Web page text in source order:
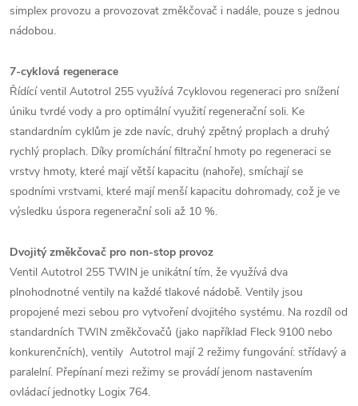
simplex provozu a provozovat změkčovač i nadále, pouze s jednou
nádobou.
7-cyklová regenerace
Řídící ventil Autotrol 255 využívá 7cyklovou regeneraci pro snížení
úniku tvrdé vody a pro optimální využití regenerační soli. Ke
standardním cyklům je zde navíc, druhý zpětný proplach a druhý
rychlý proplach. Díky promíchání filtrační hmoty po regeneraci se
vrstvy hmoty, které mají větší kapacitu (nahoře), smíchají se
spodními vrstvami, které mají menší kapacitu dohromady, což je ve
výsledku úspora regenerační soli až 10 %.
Dvojitý změkčovač pro non-stop provoz
Ventil Autotrol 255 TWIN je unikátní tím, že využívá dva
plnohodnotné ventily na každé tlakové nádobě. Ventily jsou
propojené mezi sebou pro vytvoření dvojitého systému. Na rozdíl od
standardních TWIN změkčovačů (jako například Fleck 9100 nebo
konkurenčních), ventily Autotrol mají 2 režimy fungování: střídavý a
paralelní. Přepínaní mezi režimy se provádí jenom nastavením
ovládací jednotky Logix 764.